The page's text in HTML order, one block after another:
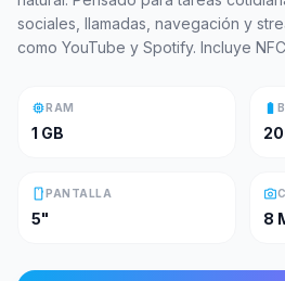
sociales, llamadas, navegación y
como YouTube y Spotify. Incluye
memoryRAM
1 GB
battery_full
smartphonePANTALLA
5"
photo_camera
8